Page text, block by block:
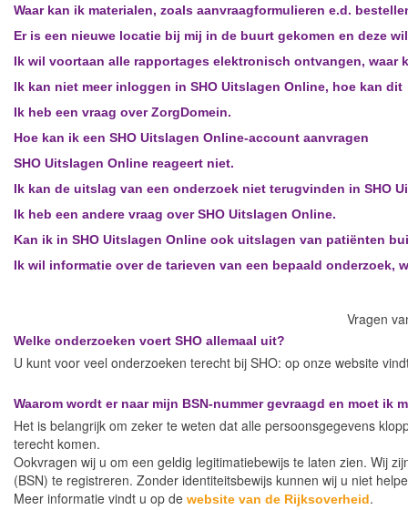
Waar kan ik materialen, zoals aanvraagformulieren e.d.
Er is een nieuwe locatie bij mij in de buurt gekomen en deze
Ik wil voortaan alle rapportages elektronisch ontvangen, waar
Ik kan niet meer inloggen in SHO Uitslagen Online, hoe kan dit
Ik heb een vraag over ZorgDomein.
Hoe kan ik een SHO Uitslagen Online-account aanvragen
SHO Uitslagen Online reageert niet.
Ik kan de uitslag van een onderzoek niet terugvinden in SHO
Ik heb een andere vraag over SHO Uitslagen Online.
Kan ik in SHO Uitslagen Online ook uitslagen van patiënten
Ik wil informatie over de tarieven van een bepaald onderzoek,
Vragen
Welke onderzoeken voert SHO allemaal uit?
U kunt voor veel onderzoeken terecht bij SHO: op onze website
Waarom wordt er naar mijn BSN-nummer gevraagd en moet ik
Het is belangrijk om zeker te weten dat alle persoonsgegevens
terecht komen.
Ookvragen wij u om een geldig legitimatiebewijs te laten zien. Wij
(BSN) te registreren. Zonder identiteitsbewijs kunnen wij u niet
Meer informatie vindt u op de website van de Rijksoverheid.